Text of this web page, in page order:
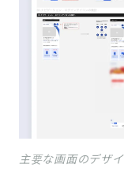
主要な画面のデザ